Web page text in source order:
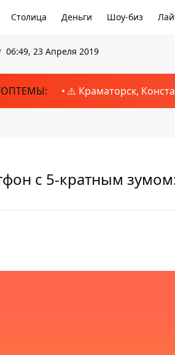
Столица Деньги Шоу-биз
06:49, 23 Апреля 2019
⚠️ Краматорск,
с 5-кратным